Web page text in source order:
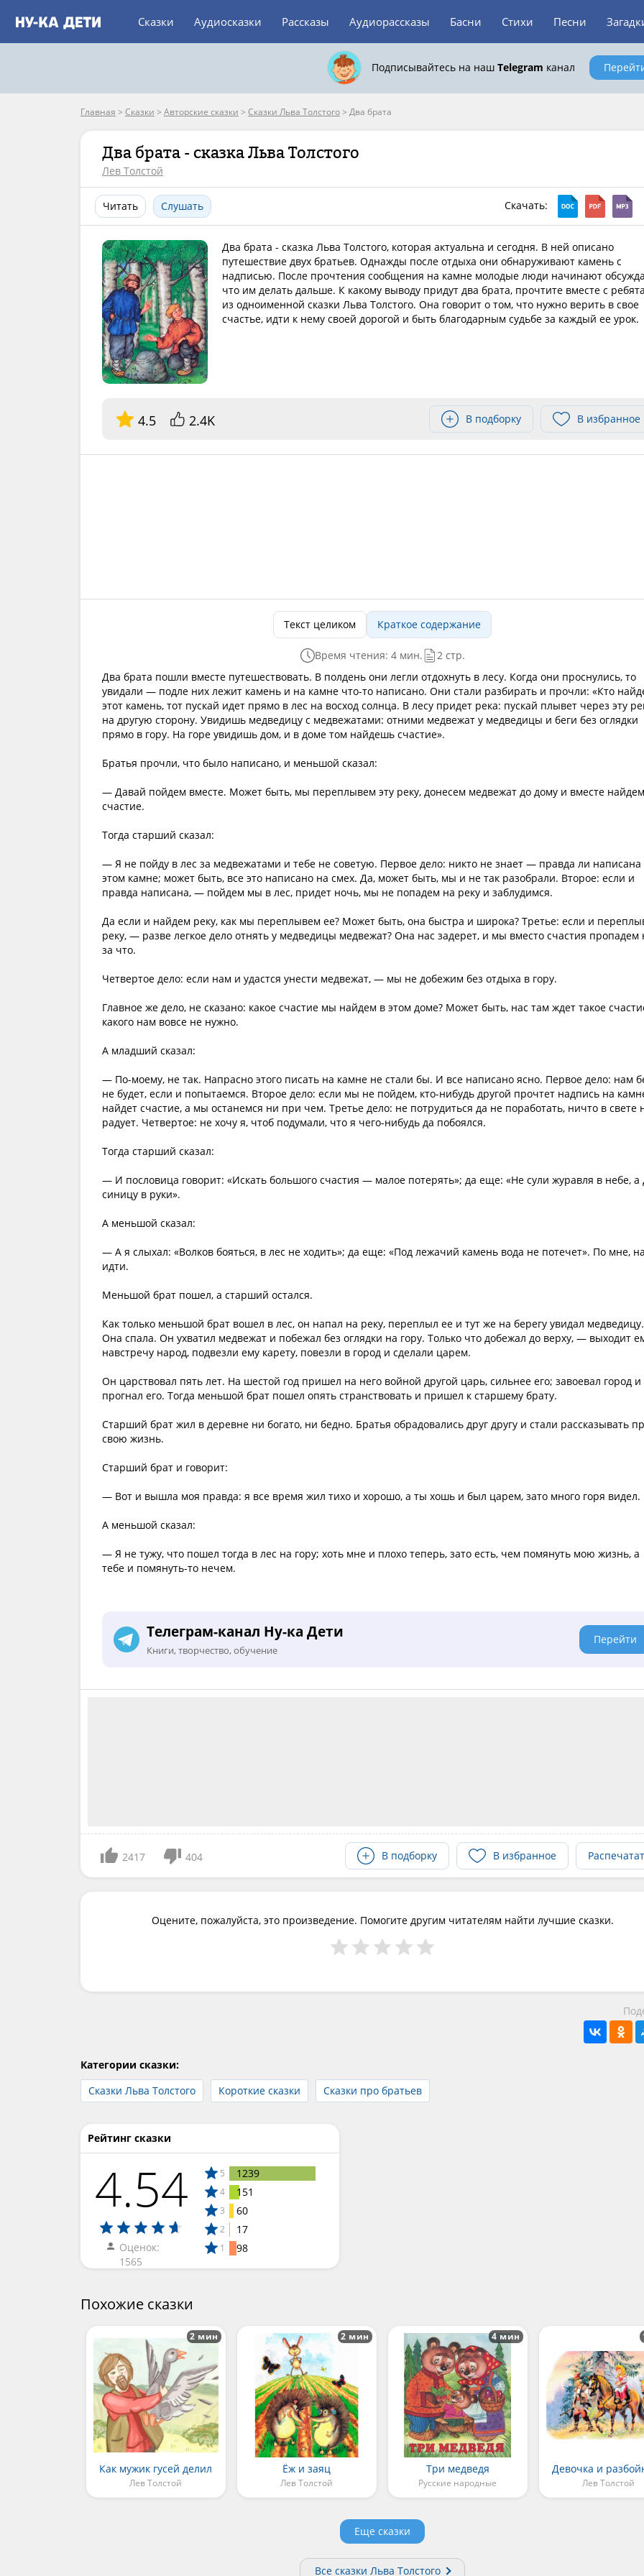
Сказки Аудиосказки Рассказы Аудиорассказы Басни Стихи Песни
Подписывайтесь на наш Telegram канал
Главная > Сказки > Авторские сказки > Сказки Льва Толстого> Два брата
Два брата - сказка Льва Толстого
Лев Толстой
Читать Слушать Скачать:
Два брата - сказка Льва Толстого, которая актуальна и сегодня. В ней описано
путешествие двух братьев. Однажды после отдыха они обнаруживают камень с
надписью. После прочтения сообщения на камне молодые люди начинают
что им делать дальше. К какому выводу придут два брата, прочтите вместе с
из одноименной сказки Льва Толстого. Она говорит о том, что нужно верить в свое
счастье, идти к нему своей дорогой и быть благодарным судьбе за каждый ее урок.
4.5 2.4K В подборку В избранное
Текст целиком Краткое содержание
Время чтения: 4 мин.
2 стр.
Два брата пошли вместе путешествовать. В полдень они легли отдохнуть в лесу. Когда они проснулись, то
увидали — подле них лежит камень и на камне что-то написано. Они стали разбирать и прочли: «Кто
этот камень, тот пускай идет прямо в лес на восход солнца. В лесу придет река: пускай плывет через эту
на другую сторону. Увидишь медведицу с медвежатами: отними медвежат у медведицы и беги без оглядки
прямо в гору. На горе увидишь дом, и в доме том найдешь счастие».
Братья прочли, что было написано, и меньшой сказал:
— Давай пойдем вместе. Может быть, мы переплывем эту реку, донесем медвежат до дому и вместе найдем
счастие.
Тогда старший сказал:
— Я не пойду в лес за медвежатами и тебе не советую. Первое дело: никто не знает — правда ли написана
этом камне; может быть, все это написано на смех. Да, может быть, мы и не так разобрали. Второе: если и
правда написана, — пойдем мы в лес, придет ночь, мы не попадем на реку и заблудимся.
Да если и найдем реку, как мы переплывем ее? Может быть, она быстра и широка? Третье: если и
реку, — разве легкое дело отнять у медведицы медвежат? Она нас задерет, и мы вместо счастия пропадем
за что.
Четвертое дело: если нам и удастся унести медвежат, — мы не добежим без отдыха в гору.
Главное же дело, не сказано: какое счастие мы найдем в этом доме? Может быть, нас там ждет такое
какого нам вовсе не нужно.
А младший сказал:
— По-моему, не так. Напрасно этого писать на камне не стали бы. И все написано ясно. Первое дело: нам
не будет, если и попытаемся. Второе дело: если мы не пойдем, кто-нибудь другой прочтет надпись на
найдет счастие, а мы останемся ни при чем. Третье дело: не потрудиться да не поработать, ничто в свете
радует. Четвертое: не хочу я, чтоб подумали, что я чего-нибудь да побоялся.
Тогда старший сказал:
— И пословица говорит: «Искать большого счастия — малое потерять»; да еще: «Не сули журавля в небе, а
синицу в руки».
А меньшой сказал:
— А я слыхал: «Волков бояться, в лес не ходить»; да еще: «Под лежачий камень вода не потечет». По мне,
идти.
Меньшой брат пошел, а старший остался.
Как только меньшой брат вошел в лес, он напал на реку, переплыл ее и тут же на берегу увидал медведицу.
Она спала. Он ухватил медвежат и побежал без оглядки на гору. Только что добежал до верху, — выходит
навстречу народ, подвезли ему карету, повезли в город и сделали царем.
Он царствовал пять лет. На шестой год пришел на него войной другой царь, сильнее его; завоевал город и
прогнал его. Тогда меньшой брат пошел опять странствовать и пришел к старшему брату.
Старший брат жил в деревне ни богато, ни бедно. Братья обрадовались друг другу и стали рассказывать
свою жизнь.
Старший брат и говорит:
— Вот и вышла моя правда: я все время жил тихо и хорошо, а ты хошь и был царем, зато много горя видел.
А меньшой сказал:
— Я не тужу, что пошел тогда в лес на гору; хоть мне и плохо теперь, зато есть, чем помянуть мою жизнь, а
тебе и помянуть-то нечем.
Телеграм-канал Ну-ка Дети
Книги, творчество, обучение
Перейти
2417 404 В подборку В избранное
Оцените, пожалуйста, это произведение. Помогите другим читателям найти лучшие сказки.
Категории сказки:
Сказки Льва Толстого
Короткие сказки Сказки про братьев
Рейтинг сказки
4.54
Оценок:
1565
5 1239
4 151
3 60
2 17
1 98
Похожие сказки
Как мужик гусей делил
Лев Толстой
2 мин
Ёж и заяц
Лев Толстой
2 мин
Три медведя
Русские народные
4 мин
Девочка и
Лев Толстой
Еще сказки
Все сказки Льва Толстого